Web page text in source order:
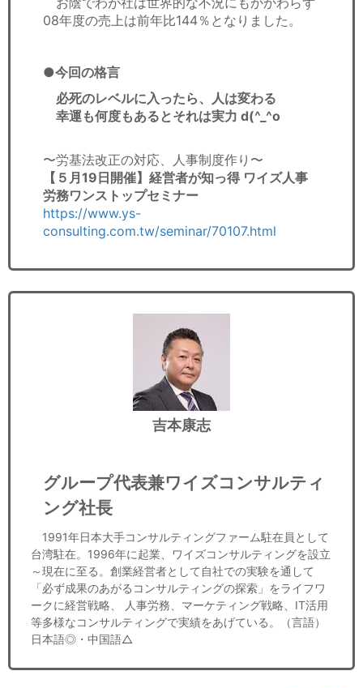
08年度の売上は前年比144％となりました。
●今回の格言
必死のレベルに入ったら、人は変わる
幸運も何度もあるとそれは実力 d(^_^o
〜労基法改正の対応、人事制度作り〜
【５月19日開催】経営者が知っ得 ワイズ人事
労務ワンストップセミナー
https://www.ys-
consulting.com.tw/seminar/70107.html
吉本康志
グループ代表兼ワイズコンサルティ
ング社長
1991年日本大手コンサルティングファーム駐在員として
台湾駐在。1996年に起業、ワイズコンサルティングを設立
～現在に至る。創業経営者として自社での実験を通して
「必ず成果のあがるコンサルティングの探索」をライフワ
ークに経営戦略、 人事労務、マーケティング戦略、IT活用
等多様なコンサルティングで実績をあげている。（言語）
日本語◎・中国語△